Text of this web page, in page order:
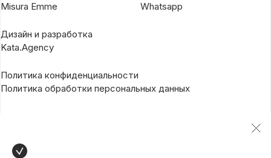
Misura Emme
Whatsapp
Дизайн и разработка
Kata.Agency
Политика конфиденциальности
Политика обработки персональных данных